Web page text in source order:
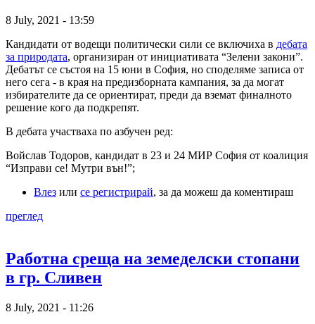
8 July, 2021 - 13:59
Кандидати от водещи политически сили се включиха в дебата
за природата, организиран от инициативата “Зелени закони”.
Дебатът се състоя на 15 юни в София, но споделяме записа от
него сега - в края на предизборната кампания, за да могат
избирателите да се ориентират, преди да вземат финалното
решение кого да подкрепят.
В дебата участваха по азбучен ред:
Войслав Тодоров, кандидат в 23 и 24 МИР София от коалиция
“Изправи се! Мутри вън!”;
Влез или се регистрирай, за да можеш да коментираш
преглед
Работна среща на земеделски стопани
в гр. Сливен
8 July, 2021 - 11:26